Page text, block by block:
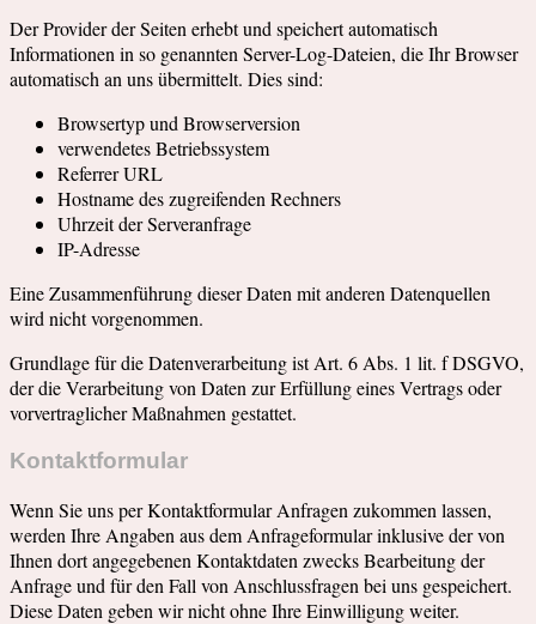
Der Provider der Seiten erhebt und speichert automatisch
Informationen in so genannten Server-Log-Dateien, die Ihr Browser
automatisch an uns übermittelt. Dies sind:
Browsertyp und Browserversion
verwendetes Betriebssystem
Referrer URL
Hostname des zugreifenden Rechners
Uhrzeit der Serveranfrage
IP-Adresse
Eine Zusammenführung dieser Daten mit anderen Datenquellen
wird nicht vorgenommen.
Grundlage für die Datenverarbeitung ist Art. 6 Abs. 1 lit. f DSGVO,
der die Verarbeitung von Daten zur Erfüllung eines Vertrags oder
vorvertraglicher Maßnahmen gestattet.
Kontaktformular
Wenn Sie uns per Kontaktformular Anfragen zukommen lassen,
werden Ihre Angaben aus dem Anfrageformular inklusive der von
Ihnen dort angegebenen Kontaktdaten zwecks Bearbeitung der
Anfrage und für den Fall von Anschlussfragen bei uns gespeichert.
Diese Daten geben wir nicht ohne Ihre Einwilligung weiter.